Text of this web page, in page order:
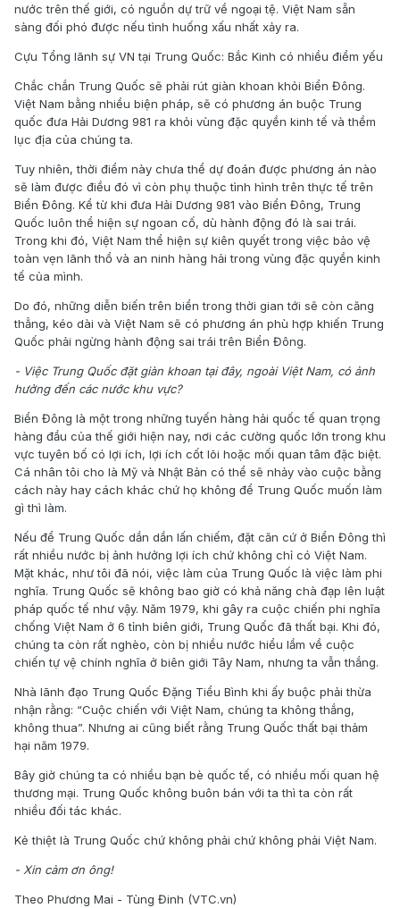
nước trên thế giới, có nguồn dự trữ về ngoại tệ. Việt Nam sẵn
sàng đối phó được nếu tình huống xấu nhất xảy ra.
Cựu Tổng lãnh sự VN tại Trung Quốc: Bắc Kinh có nhiều điểm yếu
Chắc chắn Trung Quốc sẽ phải rút giàn khoan khỏi Biển Đông.
Việt Nam bằng nhiều biện pháp, sẽ có phương án buộc Trung
quốc đưa Hải Dương 981 ra khỏi vùng đặc quyền kinh tế và thềm
lục địa của chúng ta.
Tuy nhiên, thời điểm này chưa thể dự đoán được phương án nào
sẽ làm được điều đó vì còn phụ thuộc tình hình trên thực tế trên
Biển Đông. Kể từ khi đưa Hải Dương 981 vào Biển Đông, Trung
Quốc luôn thể hiện sự ngoan cố, dù hành động đó là sai trái.
Trong khi đó, Việt Nam thể hiện sự kiên quyết trong việc bảo vệ
toàn vẹn lãnh thổ và an ninh hàng hải trong vùng đặc quyền kinh
tế của mình.
Do đó, những diễn biến trên biển trong thời gian tới sẽ còn căng
thẳng, kéo dài và Việt Nam sẽ có phương án phù hợp khiến Trung
Quốc phải ngừng hành động sai trái trên Biển Đông.
- Việc Trung Quốc đặt giàn khoan tại đây, ngoài Việt Nam, có ảnh
hưởng đến các nước khu vực?
Biển Đông là một trong những tuyến hàng hải quốc tế quan trọng
hàng đầu của thế giới hiện nay, nơi các cường quốc lớn trong khu
vực tuyên bố có lợi ích, lợi ích cốt lõi hoặc mối quan tâm đặc biệt.
Cá nhân tôi cho là Mỹ và Nhật Bản có thể sẽ nhảy vào cuộc bằng
cách này hay cách khác chứ họ không để Trung Quốc muốn làm
gì thì làm.
Nếu để Trung Quốc dần dần lấn chiếm, đặt căn cứ ở Biển Đông thì
rất nhiều nước bị ảnh hưởng lợi ích chứ không chỉ có Việt Nam.
Mặt khác, như tôi đã nói, việc làm của Trung Quốc là việc làm phi
nghĩa. Trung Quốc sẽ không bao giờ có khả năng chà đạp lên luật
pháp quốc tế như vậy. Năm 1979, khi gây ra cuộc chiến phi nghĩa
chống Việt Nam ở 6 tỉnh biên giới, Trung Quốc đã thất bại. Khi đó,
chúng ta còn rất nghèo, còn bị nhiều nước hiểu lầm về cuộc
chiến tự vệ chính nghĩa ở biên giới Tây Nam, nhưng ta vẫn thắng.
Nhà lãnh đạo Trung Quốc Đặng Tiểu Bình khi ấy buộc phải thừa
nhận rằng: “Cuộc chiến với Việt Nam, chúng ta không thắng,
không thua”. Nhưng ai cũng biết rằng Trung Quốc thất bại thảm
hại năm 1979.
Bây giờ chúng ta có nhiều bạn bè quốc tế, có nhiều mối quan hệ
thương mại. Trung Quốc không buôn bán với ta thì ta còn rất
nhiều đối tác khác.
Kẻ thiệt là Trung Quốc chứ không phải chứ không phải Việt Nam.
- Xin cảm ơn ông!
Theo Phương Mai - Tùng Đinh (VTC.vn)